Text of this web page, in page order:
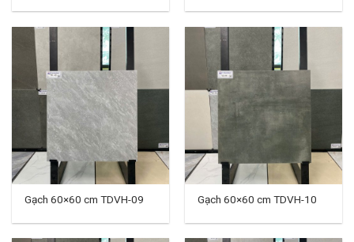
Gạch 60×60 cm TDVH-09 Gạch 60×60 cm TDVH-10